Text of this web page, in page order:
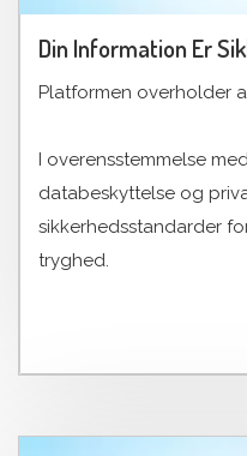
Din Information Er
Platformen overholder
I overensstemmelse med
databeskyttelse og
sikkerhedsstandarder
tryghed.